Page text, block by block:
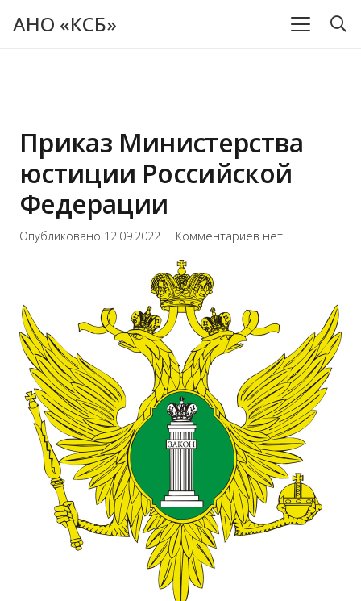
АНО «КСБ»
Приказ Министерства
юстиции Российской
Федерации
Опубликовано 12.09.2022 Комментариев нет